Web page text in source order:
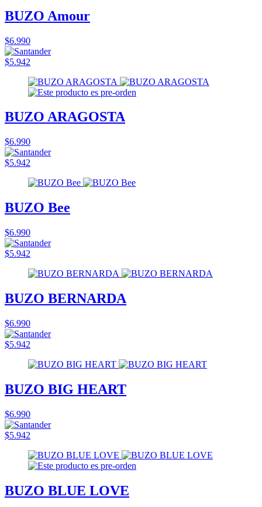
BUZO Amour
$6.990
$5.942
BUZO ARAGOSTA
$6.990
$5.942
BUZO Bee
$6.990
$5.942
BUZO BERNARDA
$6.990
$5.942
BUZO BIG HEART
$6.990
$5.942
BUZO BLUE LOVE